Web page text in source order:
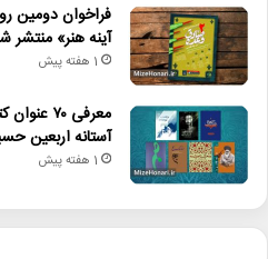
فراخوان دومین
آینه هنر» منتشر
1 هفته پیش
معرفی
آستانه اربعین
1 هفته پیش